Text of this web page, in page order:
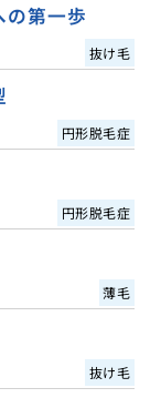
の第一歩
抜け毛
円形脱毛症
円形脱毛症
薄毛
抜け毛